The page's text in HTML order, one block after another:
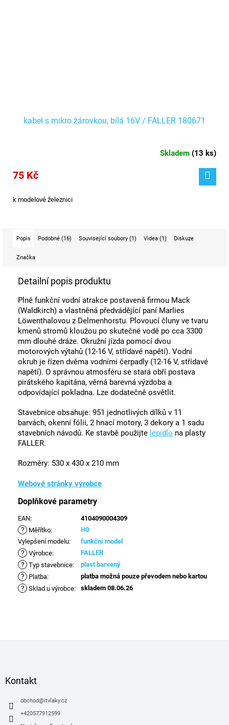
kabel s mikro žárovkou, bílá 16V / FALLER 180671
Skladem (13 ks)
75 Kč
k modelové železnici
Popis Podobné (16) Související soubory (1) Videa (1) Diskuze
Značka
Detailní popis produktu
Plně funkční vodní atrakce postavená firmou Mack
(Waldkirch) a vlastněná předvádějící paní Marlies
Löwenthalovou z Delmenhorstu. Plovoucí čluny ve tvaru
kmenů stromů kloužou po skutečné vodě po cca 3300
mm dlouhé dráze. Okružní jízda pomocí dvou
motorových výtahů (12-16 V, střídavé napětí). Vodní
okruh je řízen dvěma vodními čerpadly (12-16 V, střídavé
napětí). O správnou atmosféru se stará obří postava
pirátského kapitána, věrná barevná výzdoba a
odpovídající pokladna. Lze dodatečně osvětlit.
Stavebnice obsahuje: 951 jednotlivých dílků v 11
barvách, okenní fólii, 2 hnací motory, 3 dekory a 1 sadu
stavebních návodů. Ke stavbě použijte lepidlo na plasty
FALLER.
Rozměry: 530 x 430 x 210 mm
Webové stránky výrobce
Doplňkové parametry
EAN: 4104090004309
? Měřítko:
H0
Vylepšení modelu: funkční model
? Výrobce: FALLER
? Typ stavebnice: plast barvený
? Platba: platba možná pouze převodem nebo kartou
? Sklad u výrobce: skladem 08.06.26
Kontakt
obchod@itvlaky.cz
+420577912599